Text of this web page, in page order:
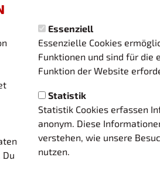
. Du
Essenziell
Essenzielle Cookies
Funktionen und sind für die
Funktion der Website
Statistik
Statistik Cookies erfassen
anonym. Diese
verstehen, wie unsere
nutzen.
zum Artikel
–